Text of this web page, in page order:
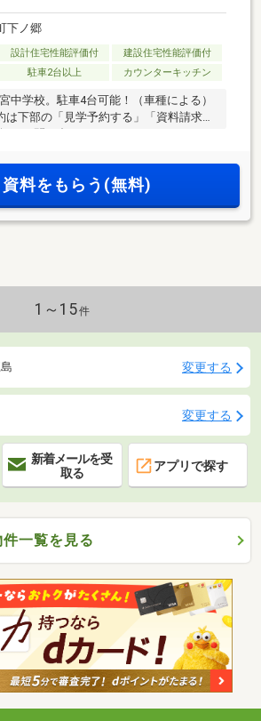
下ノ郷
設計住宅性能評価付
建設住宅性能評価付
駐車2台以上 カウンターキッチン
中学校。駐車4台可能！（車種による）
下部の「見学予約する」「資料請求・
にお問い合わせください!
資料をもらう(無料)
1～15件
変更する
変更する
新着メールを受
取る
アプリで探す
一覧を見る